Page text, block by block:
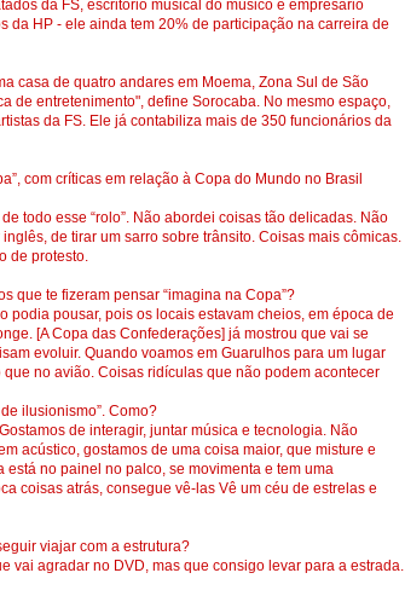
da FS, escritório musical do músico e empresário
da HP - ele ainda tem 20% de participação na carreira de
casa de quatro andares em Moema, Zona Sul de São
de entretenimento", define Sorocaba. No mesmo espaço,
da FS. Ele já contabiliza mais de 350 funcionários da
com críticas em relação à Copa do Mundo no Brasil
todo esse “rolo”. Não abordei coisas tão delicadas. Não
de tirar um sarro sobre trânsito. Coisas mais cômicas.
de protesto.
que te fizeram pensar “imagina na Copa”?
podia pousar, pois os locais estavam cheios, em época de
[A Copa das Confederações] já mostrou que vai se
evoluir. Quando voamos em Guarulhos para um lugar
no avião. Coisas ridículas que não podem acontecer
ilusionismo”. Como?
de interagir, juntar música e tecnologia. Não
acústico, gostamos de uma coisa maior, que misture e
no painel no palco, se movimenta e tem uma
coisas atrás, consegue vê-las Vê um céu de estrelas e
viajar com a estrutura?
vai agradar no DVD, mas que consigo levar para a estrada.